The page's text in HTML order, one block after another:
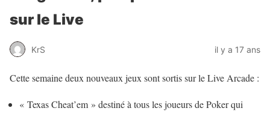
sur le Live
KrS il y a 17 ans
Cette semaine deux nouveaux jeux sont sortis sur le Live Arcade :
« Texas Cheat’em » destiné à tous les joueurs de Poker qui